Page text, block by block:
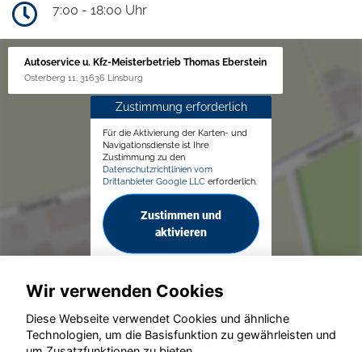
7:00 - 18:00 Uhr
Autoservice u. Kfz-Meisterbetrieb Thomas Eberstein
Osterberg 11, 31636 Linsburg
Zustimmung erforderlich
Für die Aktivierung der Karten- und
Navigationsdienste ist Ihre
Zustimmung zu den
Datenschutzrichtlinien vom
Drittanbieter Google LLC erforderlich.
Zustimmen und
aktivieren
Wir verwenden Cookies
Diese Webseite verwendet Cookies und ähnliche
Technologien, um die Basisfunktion zu gewährleisten und